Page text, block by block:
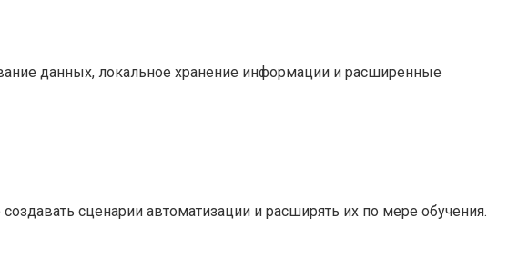
данных, локальное хранение информации и расширенные
сценарии автоматизации и расширять их по мере обучения.